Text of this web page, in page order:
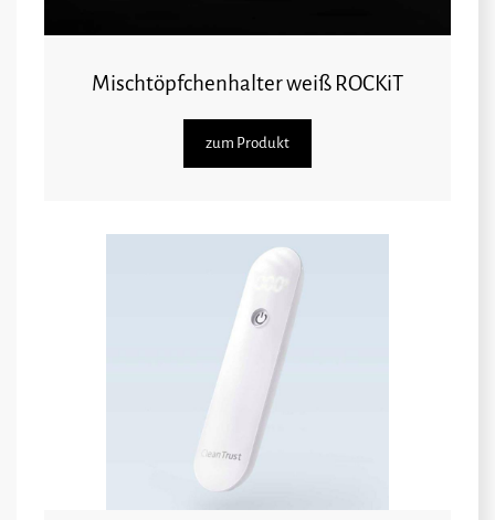
Mischtöpfchenhalter weiß ROCKiT
zum Produkt